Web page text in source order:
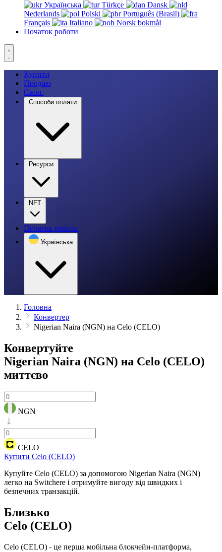
Українська
Türkçe
Dansk
Nederlands
Polski
Português (Brasil)
Français
Italiano
Norsk bokmål
Початок роботи
Купити
Продаю
Своп.
Способи оплати
Ресурси
NFT
Початок роботи
Українська
Головна
Конвертер
Nigerian Naira (NGN) на Celo (CELO)
Конвертуйте
Nigerian Naira (NGN) на Celo (CELO)
миттєво
NGN
CELO
Купити Celo (CELO)
Купуйте Celo (CELO) за допомогою Nigerian Naira (NGN)
легко на Switchere і отримуйте вигоду від швидких і
безпечних транзакцій.
Близько
Celo (CELO)
Celo (CELO) - це перша мобільна блокчейн-платформа,